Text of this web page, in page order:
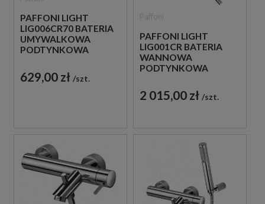
PAFFONI LIGHT
LIG006CR70 BATERIA
UMYWALKOWA
PODTYNKOWA
CHROM
629,00 zł szt.
PAFFONI LIGHT
LIG001CR BATERIA
WANNOWA
PODTYNKOWA
CHROM
2 015,00 zł szt.